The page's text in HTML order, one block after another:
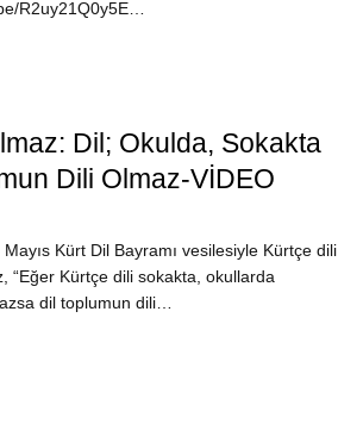
R2uy21Q0y5E…
Dil; Okulda, Sokakta
Dili Olmaz-VİDEO
Kürt Dil Bayramı vesilesiyle Kürtçe dili
“Eğer Kürtçe dili sokakta, okullarda
dil toplumun dili…